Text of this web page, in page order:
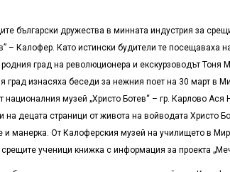
български дружества в минната индустрия за
– Калофер. Като истински будители те
град на революционера и екскурзоводът
град изнасяха беседи за нежния поет на 30 март
националния музей „Христо Ботев“ – гр. Карлово
на децата страници от живота на войводата
и манерка. От Калоферския музей на училището в
ученици книжка с информация за проекта